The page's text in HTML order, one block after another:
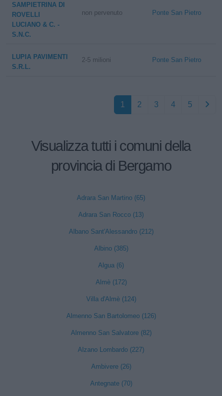
SAMPIETRINA DI
ROVELLI
LUCIANO & C. -
S.N.C.
non pervenuto Ponte San Pietro
LUPIA PAVIMENTI
S.R.L.
2-5 milioni Ponte San Pietro
1 2 3 4 5
Visualizza tutti i comuni della
provincia di Bergamo
Adrara San Martino (65)
Adrara San Rocco (13)
Albano Sant'Alessandro (212)
Albino (385)
Algua (6)
Almè (172)
Villa d'Almè (124)
Almenno San Bartolomeo (126)
Almenno San Salvatore (82)
Alzano Lombardo (227)
Ambivere (26)
Antegnate (70)